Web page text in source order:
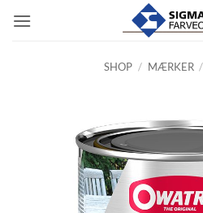
SHOP / MÆRKER /